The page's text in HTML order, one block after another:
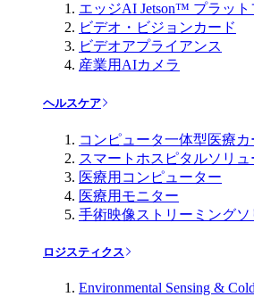
エッジAI Jetson™ プラット
ビデオ・ビジョンカード
ビデオアプライアンス
産業用AIカメラ
ヘルスケア
コンピュータ一体型医療カ
スマートホスピタルソリュ
医療用コンピューター
医療用モニター
手術映像ストリーミング
ロジスティクス
Environmental Sensing &